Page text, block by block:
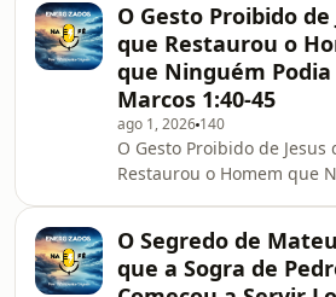
O Gesto Proibido de
que Restaurou o
que Ninguém Podia
Marcos 1:40-45
ago 1, 2026 140
O Gesto Proibido de Jesus
Restaurou o Homem que
O Segredo de
que a Sogra de